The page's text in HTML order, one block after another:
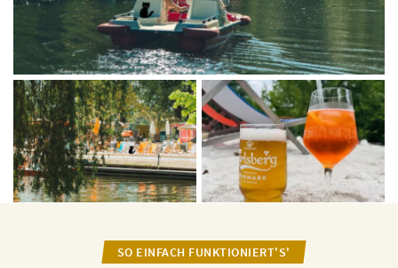
SO EINFACH FUNKTIONIERT'S'